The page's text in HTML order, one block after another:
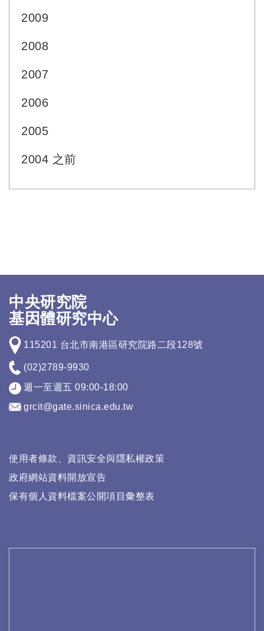
2009
2008
2007
2006
2005
2004 之前
中央研究院
基因體研究中心
115201 台北市南港區研究院路二段128號
(02)2789-9930
週一至週五 09:00-18:00
grcit@gate.sinica.edu.tw
使用者條款、資訊安全與隱私權政策
政府網站資料開放宣告
保有個人資料檔案公開項目彙整表